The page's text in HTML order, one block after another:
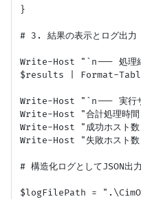
}
# 3. 結果の表示とログ出力
Write-Host "`n--- 処理
$results | Format-
Write-Host "`n--- 実行
Write-Host "合計処理
Write-Host "成功ホス
Write-Host "失敗ホス
# 構造化ログとしてJSON
$logFilePath =